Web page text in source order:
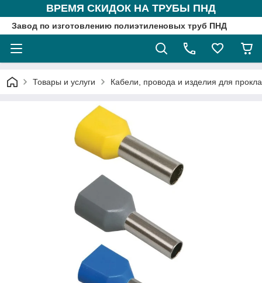
ВРЕМЯ СКИДОК НА ТРУБЫ ПНД
Завод по изготовлению полиэтиленовых труб ПНД
Товары и услуги Кабели, провода и изделия для